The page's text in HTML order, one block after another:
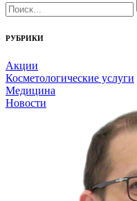
РУБРИКИ
Акции
Косметологические услуги
Медицина
Новости